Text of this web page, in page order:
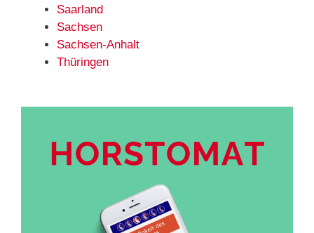
Saarland
Sachsen
Sachsen-Anhalt
Thüringen